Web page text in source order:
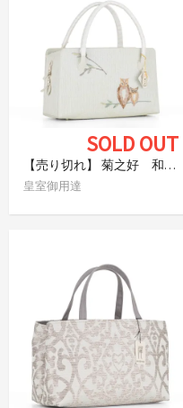
SOLD OUT
【売り切れ】 菊之好 和装バッグ ミミズク
皇室御用達